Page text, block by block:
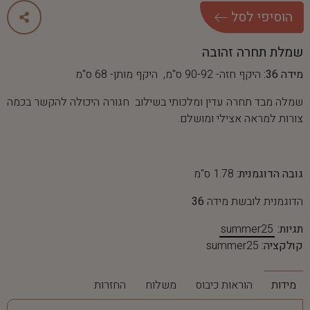
הוסיפי לסל
שמלת תחרה זהובה
מידה 36:
היקף חזה- 90-92 ס"מ, היקף מותן- 68 ס"מ
שמלה מבד תחרה עדין ומלכותי בשילוב חגורה היכולה להקשר בכמה
צורות למראה אצילי ומושלם.
גובה הדוגמנית: 1.78 ס"מ
הדוגמנית לובשת מידה 36
תגיות: summer25
קולקציה: summer25
מידות הוראות כיבוס משלוח החזרות